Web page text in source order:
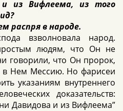
из Вифлеема, из того
распря в народе.
взволновала народ.
людям, что Он не
говорили, что Он пророк,
в Нем Мессию. Но фарисеи
указаниям внутреннего
доказательств:
Давидова и из Вифлеема”